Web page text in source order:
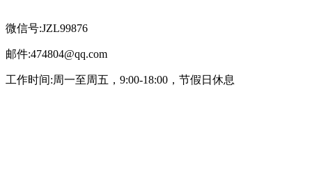
微信号:JZL99876
邮件:474804@qq.com
工作时间:周一至周五，9:00-18:00，节假日休息